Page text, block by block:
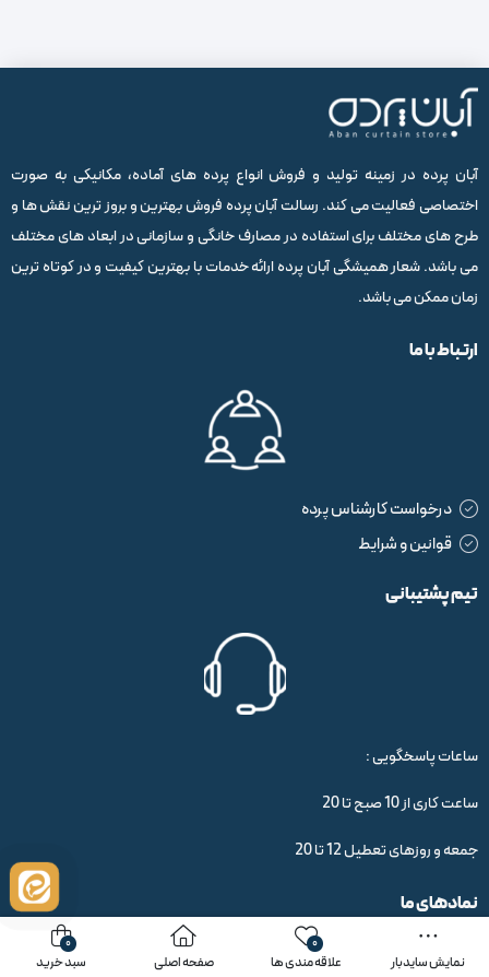
خانه ای
به سبک
ایرانی
شاد برای
کلیدی
اتاق
خواب
ایده آل
آبان پرده در زمینه تولید و فروش انواع پرده های آماده، مکانیکی به صورت
اختصاصی فعالیت می کند. رسالت آبان پرده فروش بهترین و بروز ترین نقش ها و
طرح های مختلف برای استفاده در مصارف خانگی و سازمانی در ابعاد های مختلف
می باشد. شعار همیشگی آبان پرده ارائه خدمات با بهترین کیفیت و در کوتاه ترین
زمان ممکن می باشد.
ارتباط با ما
درخواست کارشناس پرده
قوانین و شرایط
تیم پشتیبانی
ساعات پاسخگویی :
ساعت کاری از 10 صبح تا 20
جمعه و روزهای تعطیل 12 تا 20
نمادهای ما
نمایش سایدبار
0
علاقه مندی ها صفحه اصلی
0
سبد خرید